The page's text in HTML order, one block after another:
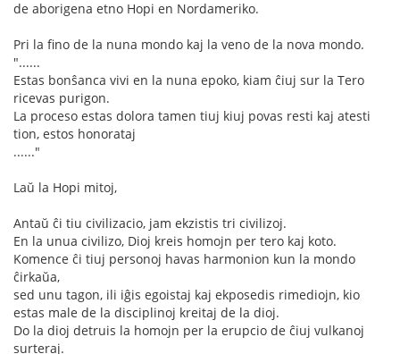
de aborigena etno Hopi en Nordameriko.
Pri la fino de la nuna mondo kaj la veno de la nova mondo.
"......
Estas bonŝanca vivi en la nuna epoko, kiam ĉiuj sur la Tero
ricevas purigon.
La proceso estas dolora tamen tiuj kiuj povas resti kaj atesti
tion, estos honorataj
......"
Laŭ la Hopi mitoj,
Antaŭ ĉi tiu civilizacio, jam ekzistis tri civilizoj.
En la unua civilizo, Dioj kreis homojn per tero kaj koto.
Komence ĉi tiuj personoj havas harmonion kun la mondo
ĉirkaŭa,
sed unu tagon, ili iĝis egoistaj kaj ekposedis rimediojn, kio
estas male de la disciplinoj kreitaj de la dioj.
Do la dioj detruis la homojn per la erupcio de ĉiuj vulkanoj
surteraj.